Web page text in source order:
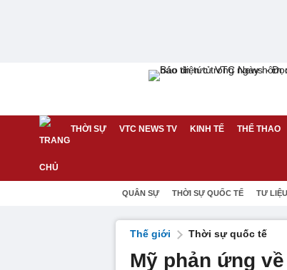
THỜI SỰ VTC NEWS TV KINH TẾ THỂ THAO
QUÂN SỰ THỜI SỰ QUỐC TẾ TƯ LIỆU
Thế giới Thời sự quốc tế
Mỹ phản ứng